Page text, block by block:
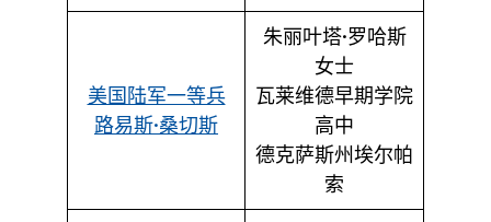
美国陆军一等兵
路易斯·桑切斯
朱丽叶塔·罗哈斯
女士
瓦莱维德早期学院
高中
德克萨斯州埃尔帕
索